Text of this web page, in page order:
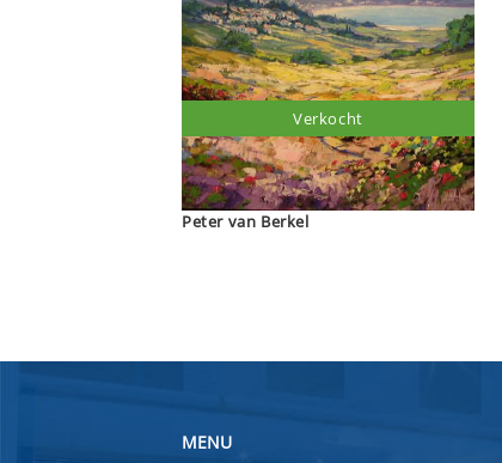
Peter van Berkel
Verkocht
MENU